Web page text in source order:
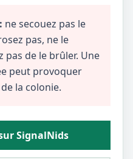
ne secouez pas le
pas, ne le
pas de le brûler. Une
peut provoquer
la colonie.
SignalNids